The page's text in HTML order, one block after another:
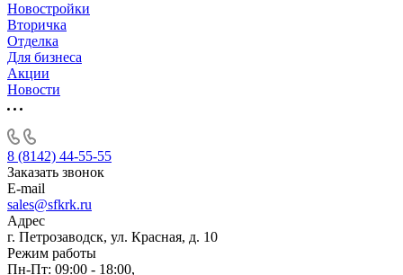
Новостройки
Вторичка
Отделка
Для бизнеса
Акции
Новости
8 (8142) 44-55-55
Заказать звонок
E-mail
sales@sfkrk.ru
Адрес
г. Петрозаводск, ул. Красная, д. 10
Режим работы
Пн-Пт: 09:00 - 18:00,